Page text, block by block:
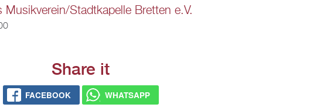
Musikverein/Stadtkapelle Bretten e.V.
Share it
FACEBOOK WHATSAPP